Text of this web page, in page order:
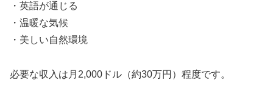
・英語が通じる
・温暖な気候
・美しい自然環境
必要な収入は月2,000ドル（約30万円）程度です。